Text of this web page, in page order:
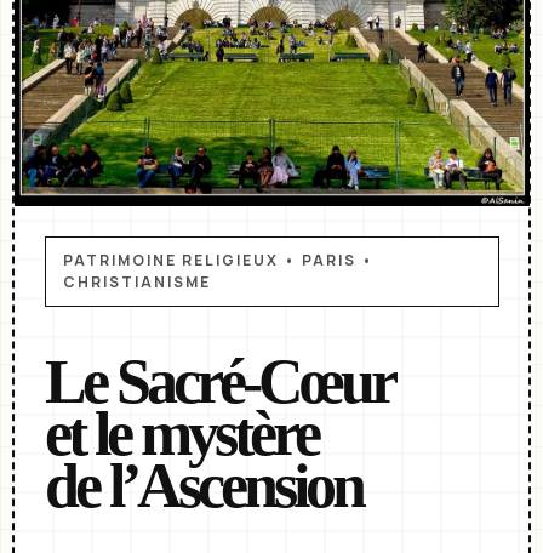
PATRIMOINE RELIGIEUX • PARIS •
CHRISTIANISME
Le Sacré-Cœur
et le mystère
de l’Ascension